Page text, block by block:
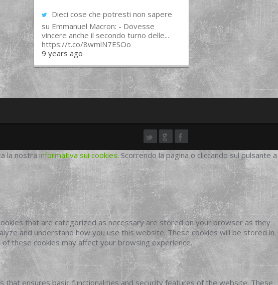
Dieci cose che potresti non sapere
su Emmanuel Macron: - Dovesse
vincere anche il secondo turno delle...
https://t.co/8wmlN7ESOo
9 years ago
la nostra informativa sui cookies. Scorrendo la pagina o cliccando sul pulsante a
that are categorized as necessary are stored on your browser as they
and understand how you use this website. These cookies will be stored in
these cookies may affect your browsing experience.
ensures basic functionalities and security features of the website. These